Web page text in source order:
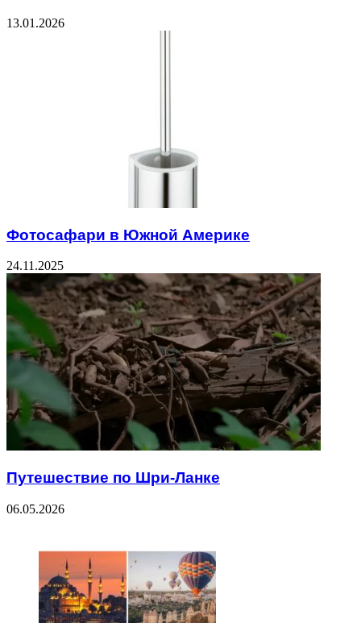
13.01.2026
Фотосафари в Южной Америке
24.11.2025
Путешествие по Шри-Ланке
06.05.2026